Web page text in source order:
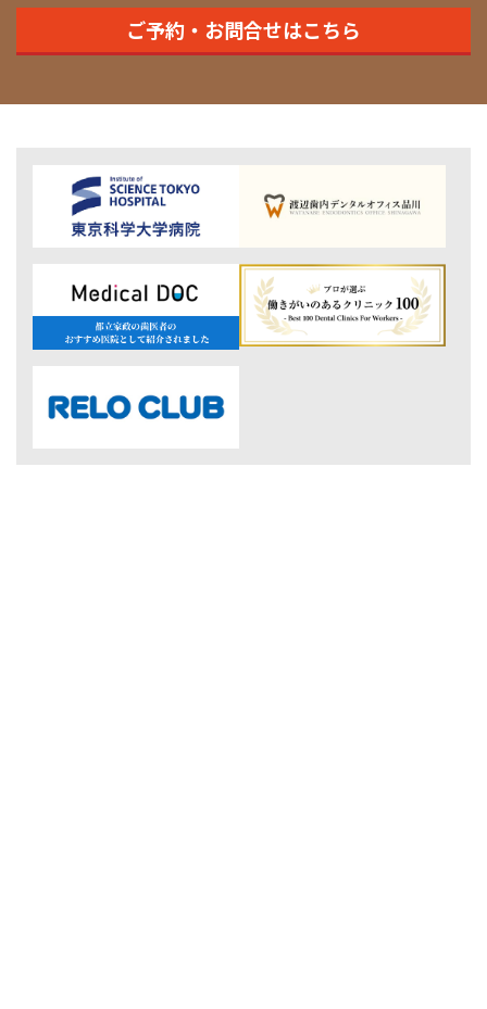
ご予約・お問合せはこちら